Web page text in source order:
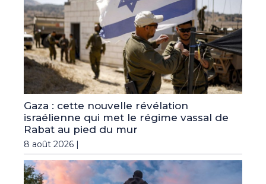
Gaza : cette nouvelle révélation
israélienne qui met le régime vassal de
Rabat au pied du mur
8 août 2026 |